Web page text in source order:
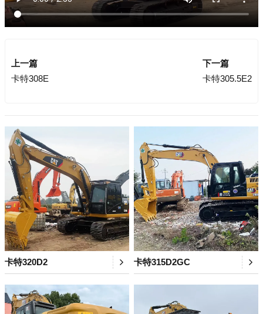
上一篇
卡特308E
下一篇
卡特305.5E2
卡特320D2 卡特315D2GC